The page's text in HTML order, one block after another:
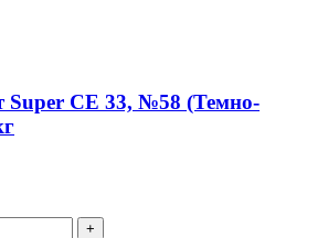
Super CE 33, №58 (Темно-